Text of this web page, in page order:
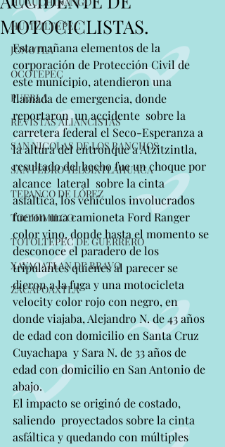
HUITZILTEPEC
JONOTLA
OCOTEPEC
PUEBLA
REVISTAS ALIANCISTAS
SAN NICOLAS DE LOS RANCHOS
SAN PEDRO YELOIXTLAHUACA
TEPANCO DE LÓPEZ
TOCHIMILCO
TOTOLTEPEC DE GUERRERO
XAYACATLAN DE BRAVO
ZACAPOAXTLA
MOTOCICLISTAS.
Esta mañana elementos de la
corporación de Protección Civil de
este municipio, atendieron una
llamada de emergencia, donde
reportaron  un accidente  sobre la
carretera federal el Seco-Esperanza a
la altura del entronque a Atzitzintla,
resultado del hecho fue un choque por
alcance  lateral  sobre la cinta
asfáltica, los vehículos involucrados
fueron una camioneta Ford Ranger
color vino, donde hasta el momento se
desconoce el paradero de los
tripulantes quienes al parecer se
dieron a la fuga y una motocicleta
velocity color rojo con negro, en
donde viajaba, Alejandro N. de 43 años
de edad con domicilio en Santa Cruz
Cuyachapa  y Sara N. de 33 años de
edad con domicilio en San Antonio de
abajo.
El impacto se originó de costado,
saliendo  proyectados sobre la cinta
asfáltica y quedando con múltiples